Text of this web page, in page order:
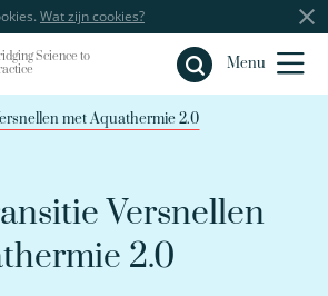
Wat zijn cookies?
Science to
Menu
Sluiten
met Aquathermie 2.0
Versnellen
2.0